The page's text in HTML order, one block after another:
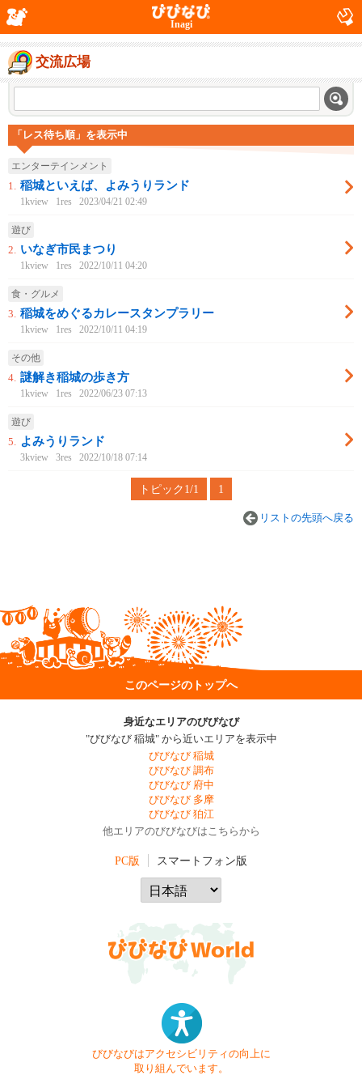
Inagi
交流広場
「レス待ち順」を表示中
エンターテインメント
1. 稲城といえば、よみうりランド
1kview 1res 2023/04/21 02:49
遊び
2. いなぎ市民まつり
1kview 1res 2022/10/11 04:20
食・グルメ
3. 稲城をめぐるカレースタンプラリー
1kview 1res 2022/10/11 04:19
その他
4. 謎解き稲城の歩き方
1kview 1res 2022/06/23 07:13
遊び
5. よみうりランド
3kview 3res 2022/10/18 07:14
トピック1/1 1
リストの先頭へ戻る
このページのトップへ
身近なエリアのびびなび
"びびなび 稲城" から近いエリアを表示中
びびなび 稲城
びびなび 調布
びびなび 府中
びびなび 多摩
びびなび 狛江
他エリアのびびなびはこちらから
PC版 スマートフォン版
びびなびはアクセシビリティの向上に
取り組んでいます。